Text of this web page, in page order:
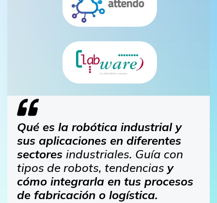
Qué es la robótica industrial y
sus aplicaciones en diferentes
sectores industriales. Guía con
tipos de robots, tendencias y
cómo integrarla en tus procesos
de fabricación o logística.